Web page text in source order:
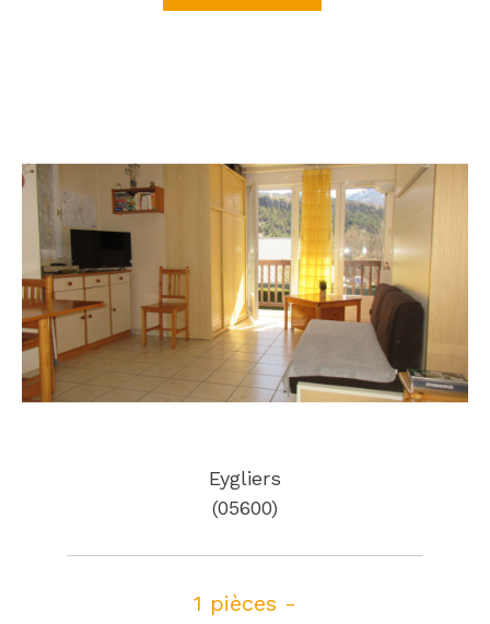
Eygliers
(05600)
1 pièces -